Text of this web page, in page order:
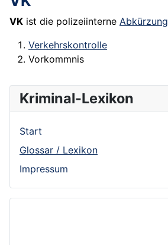
VK ist die polizeiinterne Abkürzung
Verkehrskontrolle
Vorkommnis
Kriminal-Lexikon
Start
Glossar / Lexikon
Impressum